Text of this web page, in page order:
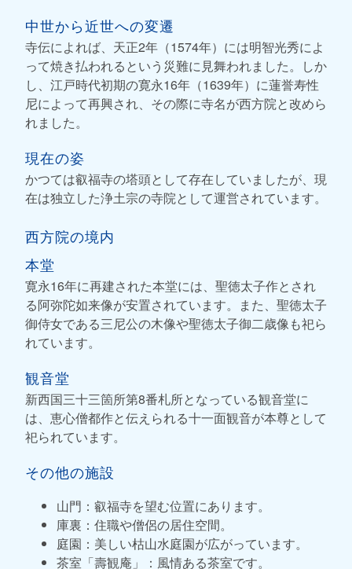
中世から近世への変遷
寺伝によれば、天正2年（1574年）には明智光秀によ
って焼き払われるという災難に見舞われました。しか
し、江戸時代初期の寛永16年（1639年）に蓮誉寿性
尼によって再興され、その際に寺名が西方院と改めら
れました。
現在の姿
かつては叡福寺の塔頭として存在していましたが、現
在は独立した浄土宗の寺院として運営されています。
西方院の境内
本堂
寛永16年に再建された本堂には、聖徳太子作とされ
る阿弥陀如来像が安置されています。また、聖徳太子
御侍女である三尼公の木像や聖徳太子御二歳像も祀ら
れています。
観音堂
新西国三十三箇所第8番札所となっている観音堂に
は、恵心僧都作と伝えられる十一面観音が本尊として
祀られています。
その他の施設
山門：叡福寺を望む位置にあります。
庫裏：住職や僧侶の居住空間。
庭園：美しい枯山水庭園が広がっています。
茶室「壽観庵」：風情ある茶室です。